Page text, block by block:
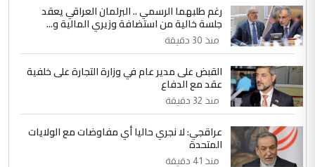
إكمال دراستي داخل ...
الموضوع :
السعودية توافق على الاستمرار في
إعطاء 100 منحة دراسية للطلبة العراقيين في
جامعاتها سنويا
عبد الأمير جاسم هليل
التعليق : نحن اباء الطلاب الأوائل على العراق
نتشرف بلقاء السيد احمد الصافي في العتبات
الحسنية لزرع ...
رغم طلبهما الرسمي .. البرلمان العراقي يعقد
جلسة خالية من استضافة وزيري المالية و...
منذ 30 دقيقة
القبض على مدير عام في وزارة التجارة على خلفية
عقد مع الدفاع
منذ 32 دقيقة
عراقجي: لا نجري حاليا أي مفاوضات مع الولايات
المتحدة
منذ 41 دقيقة